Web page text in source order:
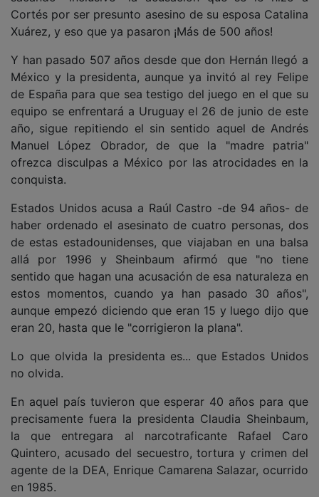
Cortés por ser presunto asesino de su esposa Catalina
Xuárez, y eso que ya pasaron ¡Más de 500 años!
Y han pasado 507 años desde que don Hernán llegó a
México y la presidenta, aunque ya invitó al rey Felipe
de España para que sea testigo del juego en el que su
equipo se enfrentará a Uruguay el 26 de junio de este
año, sigue repitiendo el sin sentido aquel de Andrés
Manuel López Obrador, de que la "madre patria"
ofrezca disculpas a México por las atrocidades en la
conquista.
Estados Unidos acusa a Raúl Castro -de 94 años- de
haber ordenado el asesinato de cuatro personas, dos
de estas estadounidenses, que viajaban en una balsa
allá por 1996 y Sheinbaum afirmó que "no tiene
sentido que hagan una acusación de esa naturaleza en
estos momentos, cuando ya han pasado 30 años",
aunque empezó diciendo que eran 15 y luego dijo que
eran 20, hasta que le "corrigieron la plana".
Lo que olvida la presidenta es... que Estados Unidos
no olvida.
En aquel país tuvieron que esperar 40 años para que
precisamente fuera la presidenta Claudia Sheinbaum,
la que entregara al narcotraficante Rafael Caro
Quintero, acusado del secuestro, tortura y crimen del
agente de la DEA, Enrique Camarena Salazar, ocurrido
en 1985.